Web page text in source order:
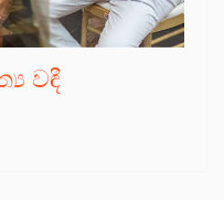
වඳී